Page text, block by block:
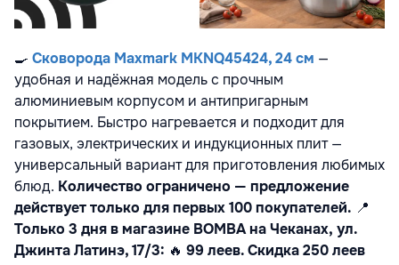
🍳 Сковорода Maxmark MKNQ45424, 24 см —
удобная и надёжная модель с прочным
алюминиевым корпусом и антипригарным
покрытием. Быстро нагревается и подходит для
газовых, электрических и индукционных плит —
универсальный вариант для приготовления любимых
блюд. Количество ограничено — предложение
действует только для первых 100 покупателей. 📍
Только 3 дня в магазине BOMBA на Чеканах, ул.
Джинта Латинэ, 17/3: 🔥 99 леев. Скидка 250 леев